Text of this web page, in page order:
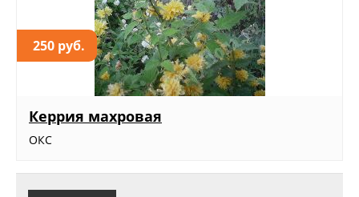
250 руб.
Керрия махровая
ОКС